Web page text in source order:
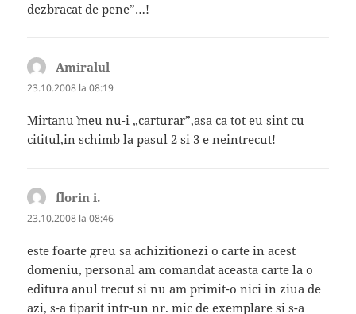
dezbracat de pene”…!
Amiralul
23.10.2008 la 08:19
Mirtanu` meu nu-i „carturar”,asa ca tot eu sint cu
cititul,in schimb la pasul 2 si 3 e neintrecut!
florin i.
23.10.2008 la 08:46
este foarte greu sa achizitionezi o carte in acest
domeniu, personal am comandat aceasta carte la o
editura anul trecut si nu am primit-o nici in ziua de
azi, s-a tiparit intr-un nr. mic de exemplare si s-a